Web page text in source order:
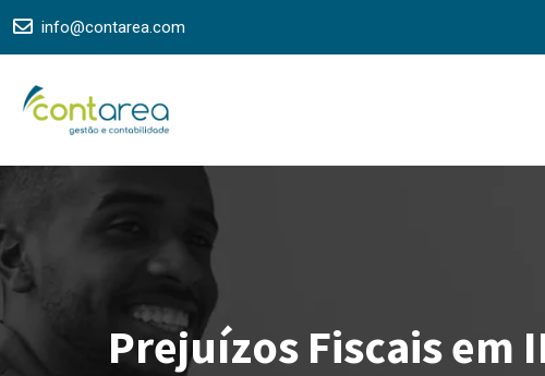
Skip
info@contarea.com
Prejuízos Fiscais em